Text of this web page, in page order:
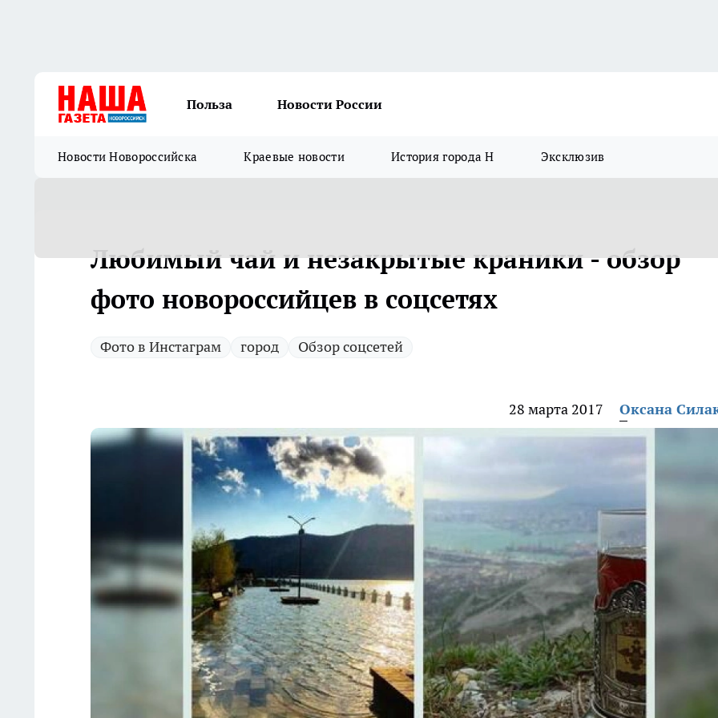
Польза Новости России
Новости Новороссийска Краевые новости История города Н Эксклюзив
Любимый чай и незакрытые краники - обзор
фото новороссийцев в соцсетях
Фото в Инстаграм город Обзор соцсетей
28 марта 2017 Оксана